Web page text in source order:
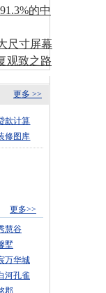
的中
尺寸屏幕
观致之路
更多 >>
款计算
修图库
更多>>
慧谷
墅
万华城
河孔雀